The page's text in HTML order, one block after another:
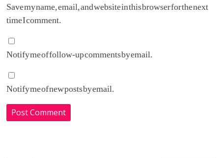
Save my name, email, and website in this browser for the next
time I comment.
Notify me of follow-up comments by email.
Notify me of new posts by email.